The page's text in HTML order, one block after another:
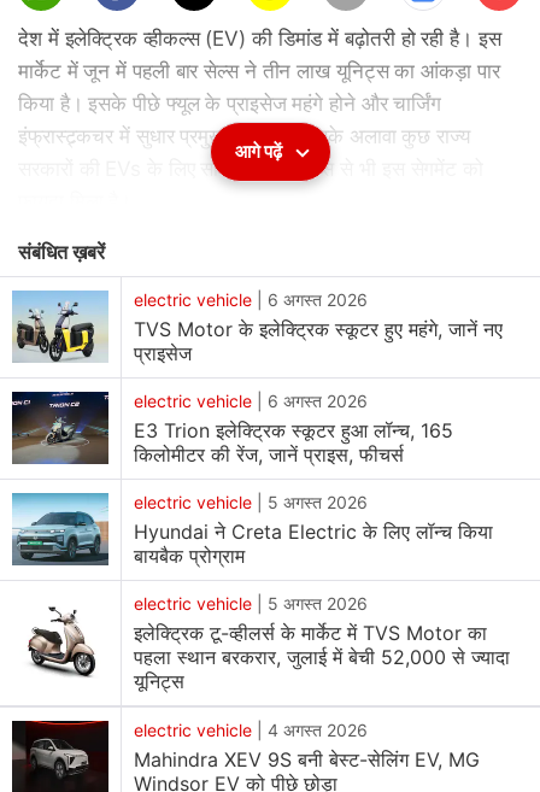
scri
be
देश में इलेक्ट्रिक व्हीकल्स (EV) की डिमांड में बढ़ोतरी हो रही है। इस
मार्केट में जून में पहली बार सेल्स ने तीन लाख यूनिट्स का आंकड़ा पार
किया है। इसके पीछे फ्यूल के प्राइसेज महंगे होने और चार्जिंग
इंफ्रास्ट्र्कचर में सुधार प्रमुख कारण हैं। इसके अलावा कुछ राज्य
सरकारों की EVs के लिए सब्सिडी की स्कीम्स से भी इस सेगमेंट को
फेडरेशन ऑफ ऑटोमोबाइल डीलर्स एसोसिएशन (FADA) के डेटा के
अनुसार, पिछले महीनेEVsकी सेल्स 3.06 लाख यूनिट्स से अधिक की
रही है। आमतौर पर, ऑटोमोबाइल इंडस्ट्री के लिए इस अवधि को सेल्स
के लिहाज से कमजोर माना जाता है। इसके अलावा मॉनसून में भी देरी
हुई है। इसके बावजूद EVs की सेल्स बढ़ने से मजबूत डिमांड का संकेत
मिल रहा है।
FADA के प्रेसिडेंट, C S Vigneshwar ने बताया कि जून में
इलेक्ट्रिक व्हीकल्स के सभी सेगमेंट में बिक्री में बढ़ोतरी हुई है। उन्होंने
कहा, "पुरानी ऑटोमोबाइल कंपनियां इलेक्ट्रिक टू-व्हीलर्स, इलेक्ट्रिक
कारों और कमर्शियल व्हीकल्स के सेगमेंट में मजबूत स्थिति में हैं। देश में
बिजनेस शुरू करने वाली नई ऑटोमोबाइल कंपनियां इसे एक प्रायरिटी
मार्केट के तौर पर चुन रही हैं।" ऑटोमोबाइल कंपनियां अपने EVs के
पोर्टफोलियो को बढ़ा रही हैं। इस मार्केट को सरकार की ओर से पॉलिसी
से जुड़े उपायों और चार्जिंग इंफ्रास्ट्रक्चर में सुधार से फायदा मिल रहा
है।
आगे पढ़ें
संबंधित ख़बरें
electric vehicle 6 अगस्त 2026
TVS Motor के इलेक्ट्रिक स्कूटर हुए महंगे, जानें नए
प्राइसेज
electric vehicle 6 अगस्त 2026
E3 Trion इलेक्ट्रिक स्कूटर हुआ लॉन्च, 165
किलोमीटर की रेंज, जानें प्राइस, फीचर्स
electric vehicle 5 अगस्त 2026
Hyundai ने Creta Electric के लिए लॉन्च किया
बायबैक प्रोग्राम
electric vehicle 5 अगस्त 2026
इलेक्ट्रिक टू-व्हीलर्स के मार्केट में TVS Motor का
पहला स्थान बरकरार, जुलाई में बेची 52,000 से ज्यादा
यूनिट्स
electric vehicle 4 अगस्त 2026
Mahindra XEV 9S बनी बेस्ट-सेलिंग EV, MG
Windsor EV को पीछे छोड़ा